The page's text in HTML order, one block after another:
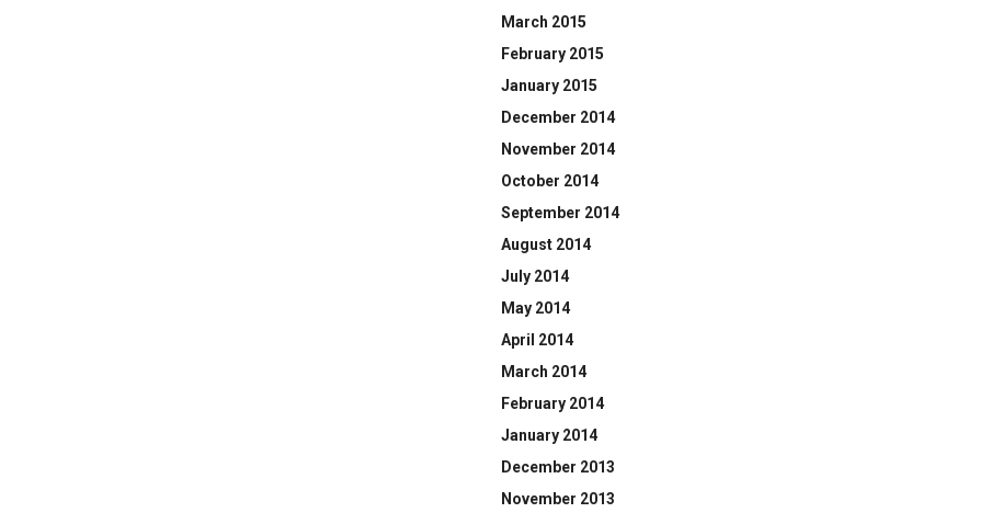
March 2015
February 2015
January 2015
December 2014
November 2014
October 2014
September 2014
August 2014
July 2014
May 2014
April 2014
March 2014
February 2014
January 2014
December 2013
November 2013